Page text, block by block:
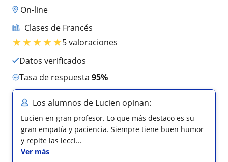
On-line
Clases de Francés
★★★★★5 valoraciones
Datos verificados
Tasa de respuesta 95%
Los alumnos de Lucien opinan:
Lucien en gran profesor. Lo que más destaco es su
gran empatía y paciencia. Siempre tiene buen humor
y repite las lecci...
Ver más